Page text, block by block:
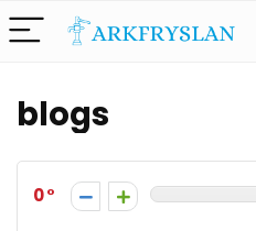
blogs
0